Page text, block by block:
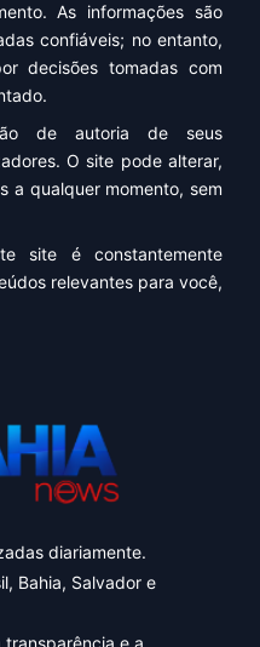
As informações são
confiáveis; no entanto,
decisões tomadas com
de autoria de seus
O site pode alterar,
a qualquer momento, sem
site é constantemente
relevantes para você,
diariamente.
Bahia, Salvador e
transparência e a